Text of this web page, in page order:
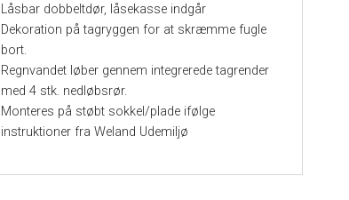
Låsbar dobbeltdør, låsekasse indgår
Dekoration på tagryggen for at skræmme fugle
bort.
Regnvandet løber gennem integrerede tagrender
med 4 stk. nedløbsrør.
Monteres på støbt sokkel/plade ifølge
instruktioner fra Weland Udemiljø